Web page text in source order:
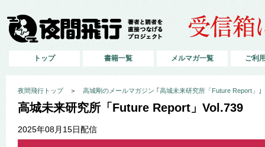
トップ 書籍一覧 メルマガ一覧 ご利
夜間飛行トップ＞ 高城剛のメールマガジン ｢高城未来研究所「Future Report」｣
高城未来研究所「Future Report」Vol.739
2025年08月15日配信